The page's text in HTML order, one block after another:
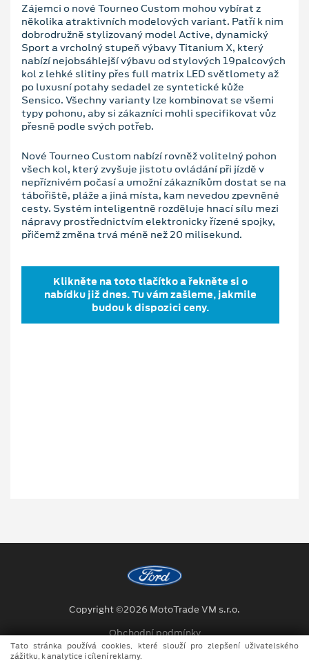
Zájemci o nové Tourneo Custom mohou vybírat z
několika atraktivních modelových variant. Patří k nim
dobrodružně stylizovaný model Active, dynamický
Sport a vrcholný stupeň výbavy Titanium X, který
nabízí nejobsáhlejší výbavu od stylových 19palcových
kol z lehké slitiny přes full matrix LED světlomety až
po luxusní potahy sedadel ze syntetické kůže
Sensico. Všechny varianty lze kombinovat se všemi
typy pohonu, aby si zákazníci mohli specifikovat vůz
přesně podle svých potřeb.
Nové Tourneo Custom nabízí rovněž volitelný pohon
všech kol, který zvyšuje jistotu ovládání při jízdě v
nepříznivém počasí a umožní zákazníkům dostat se na
tábořiště, pláže a jiná místa, kam nevedou zpevněné
cesty. Systém inteligentně rozděluje hnací sílu mezi
nápravy prostřednictvím elektronicky řízené spojky,
přičemž změna trvá méně než 20 milisekund.
Klikněte na toto tlačítko a řekněte si o
nabídku již dnes. Tu vám zašleme, jakmile
budou k dispozici ceny.
Copyright ©2026 MotoTrade VM s.r.o.
Obchodní podmínky
Ochrana osobních údajů
Tato stránka používá cookies, které slouží pro zlepšení uživatelského
zážitku, k analytice i cílení reklamy.